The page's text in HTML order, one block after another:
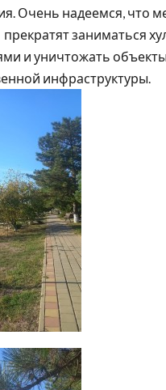
Очень надеемся, что
заниматься
и уничтожать объекты
инфраструктуры.